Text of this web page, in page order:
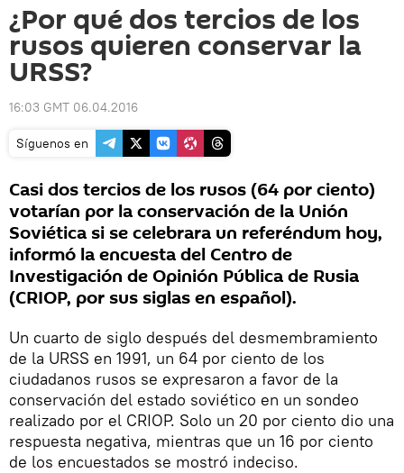
¿Por qué dos tercios de los
rusos quieren conservar la
URSS?
16:03 GMT 06.04.2016
Síguenos en
Casi dos tercios de los rusos (64 por ciento)
votarían por la conservación de la Unión
Soviética si se celebrara un referéndum hoy,
informó la encuesta del Centro de
Investigación de Opinión Pública de Rusia
(CRIOP, por sus siglas en español).
Un cuarto de siglo después del desmembramiento
de la URSS en 1991, un 64 por ciento de los
ciudadanos rusos se expresaron a favor de la
conservación del estado soviético en un sondeo
realizado por el CRIOP. Solo un 20 por ciento dio una
respuesta negativa, mientras que un 16 por ciento
de los encuestados se mostró indeciso.